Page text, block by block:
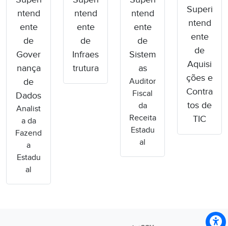
ntend
ente
de
Gover
nança
de
Dados
Analist
a da
Fazend
a
Estadu
al
ntend
ente
de
Infraes
trutura
ntend
ente
de
Sistem
as
Auditor
Fiscal
da
Receita
Estadu
al
Superi
ntend
ente
de
Aquisi
ções e
Contra
tos de
TIC